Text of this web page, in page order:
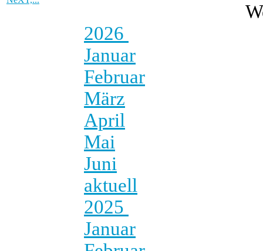
2026
Januar
Februar
März
April
Mai
Juni
aktuell
2025
Januar